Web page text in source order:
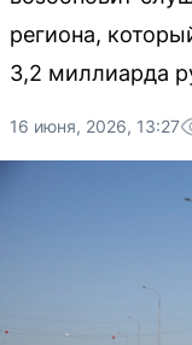
региона,
3,2 миллиарда
16 июня, 2026, 13:27